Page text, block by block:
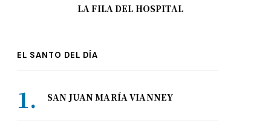
LA FILA DEL HOSPITAL
EL SANTO DEL DÍA
SAN JUAN MARÍA VIANNEY